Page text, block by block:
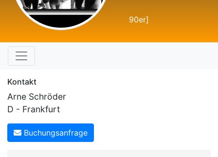
90er]
Kontakt
Arne Schröder
D - Frankfurt
Buchungsanfrage